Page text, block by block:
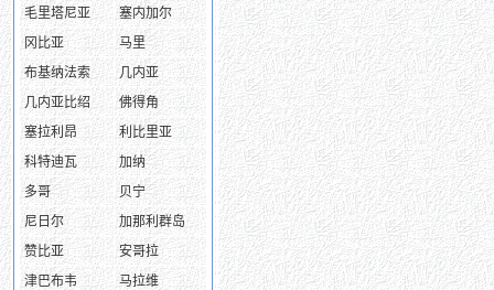
毛里塔尼亚
塞内加尔
冈比亚
马里
布基纳法索
几内亚
几内亚比绍
佛得角
塞拉利昂
利比里亚
科特迪瓦
加纳
多哥
贝宁
尼日尔
加那利群岛
赞比亚
安哥拉
津巴布韦
马拉维